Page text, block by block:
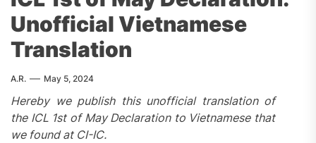
Unofficial Vietnamese
Translation
A.R. May 5, 2024
Hereby we publish this unofficial translation of
the ICL 1st of May Declaration to Vietnamese that
we found at CI-IC.